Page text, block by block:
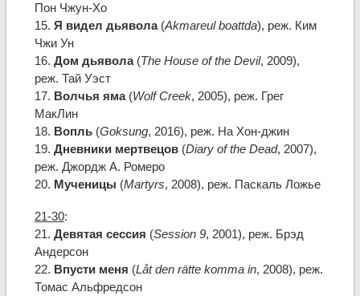
Пон Чжун-Хо
15. Я видел дьявола(Akmareul boattda), реж. Ким
Чжи Ун
16. Дом дьявола(The House of the Devil, 2009),
реж. Тай Уэст
17. Волчья яма(Wolf Creek, 2005), реж. Грег
МакЛин
18. Вопль (Goksung, 2016), реж. На Хон-джин
19. Дневники мертвецов(Diary of the Dead, 2007),
реж. Джордж А. Ромеро
20. Мученицы (Martyrs, 2008), реж. Паскаль Ложье
21-30:
21. Девятая сессия (Session 9, 2001), реж. Брэд
Андерсон
22. Впусти меня (Låt den rätte komma in, 2008), реж.
Томас Альфредсон